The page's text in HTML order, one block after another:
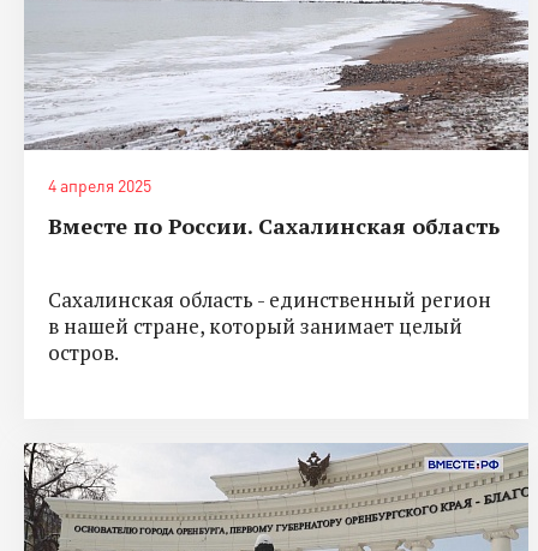
4 апреля 2025
Вместе по России. Сахалинская область
Сахалинская область - единственный регион
в нашей стране, который занимает целый
остров.